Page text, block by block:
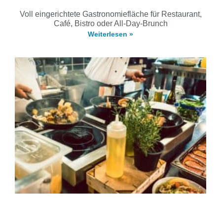
Voll eingerichtete Gastronomiefläche für Restaurant,
Café, Bistro oder All-Day-Brunch
Weiterlesen »